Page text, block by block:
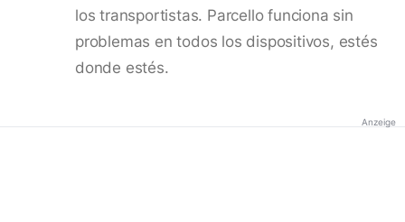
los transportistas. Parcello funciona sin
problemas en todos los dispositivos, estés
donde estés.
Anzeige